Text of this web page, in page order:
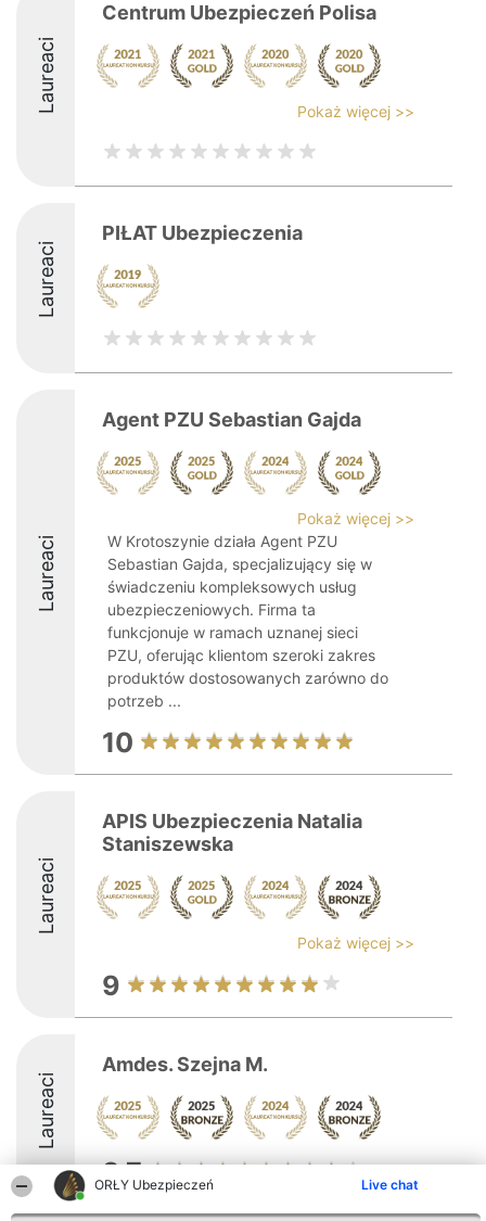
ORŁY Ubezpieczeń Live chat
Laureaci
Centrum Ubezpieczeń Polisa
Pokaż więcej >>
Laureaci
PIŁAT Ubezpieczenia
Laureaci
Agent PZU Sebastian Gajda
Pokaż więcej >>
W Krotoszynie działa Agent PZU
Sebastian Gajda, specjalizujący się w
świadczeniu kompleksowych usług
ubezpieczeniowych. Firma ta
funkcjonuje w ramach uznanej sieci
PZU, oferując klientom szeroki zakres
produktów dostosowanych zarówno do
potrzeb ...
10
Laureaci
APIS Ubezpieczenia Natalia
Staniszewska
Pokaż więcej >>
9
Laureaci
Amdes. Szejna M.
8.7